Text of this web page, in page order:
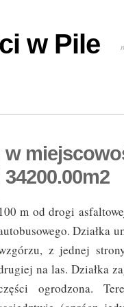
w Pile
w
100 m od drogi
Działka
z jednej
na las. Działka
ogrodzona.